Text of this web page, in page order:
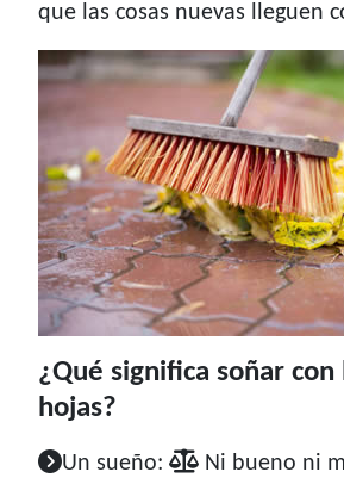
que las cosas nuevas lleguen
¿Qué significa soñar
hojas?
Un sueño: Ni bueno ni